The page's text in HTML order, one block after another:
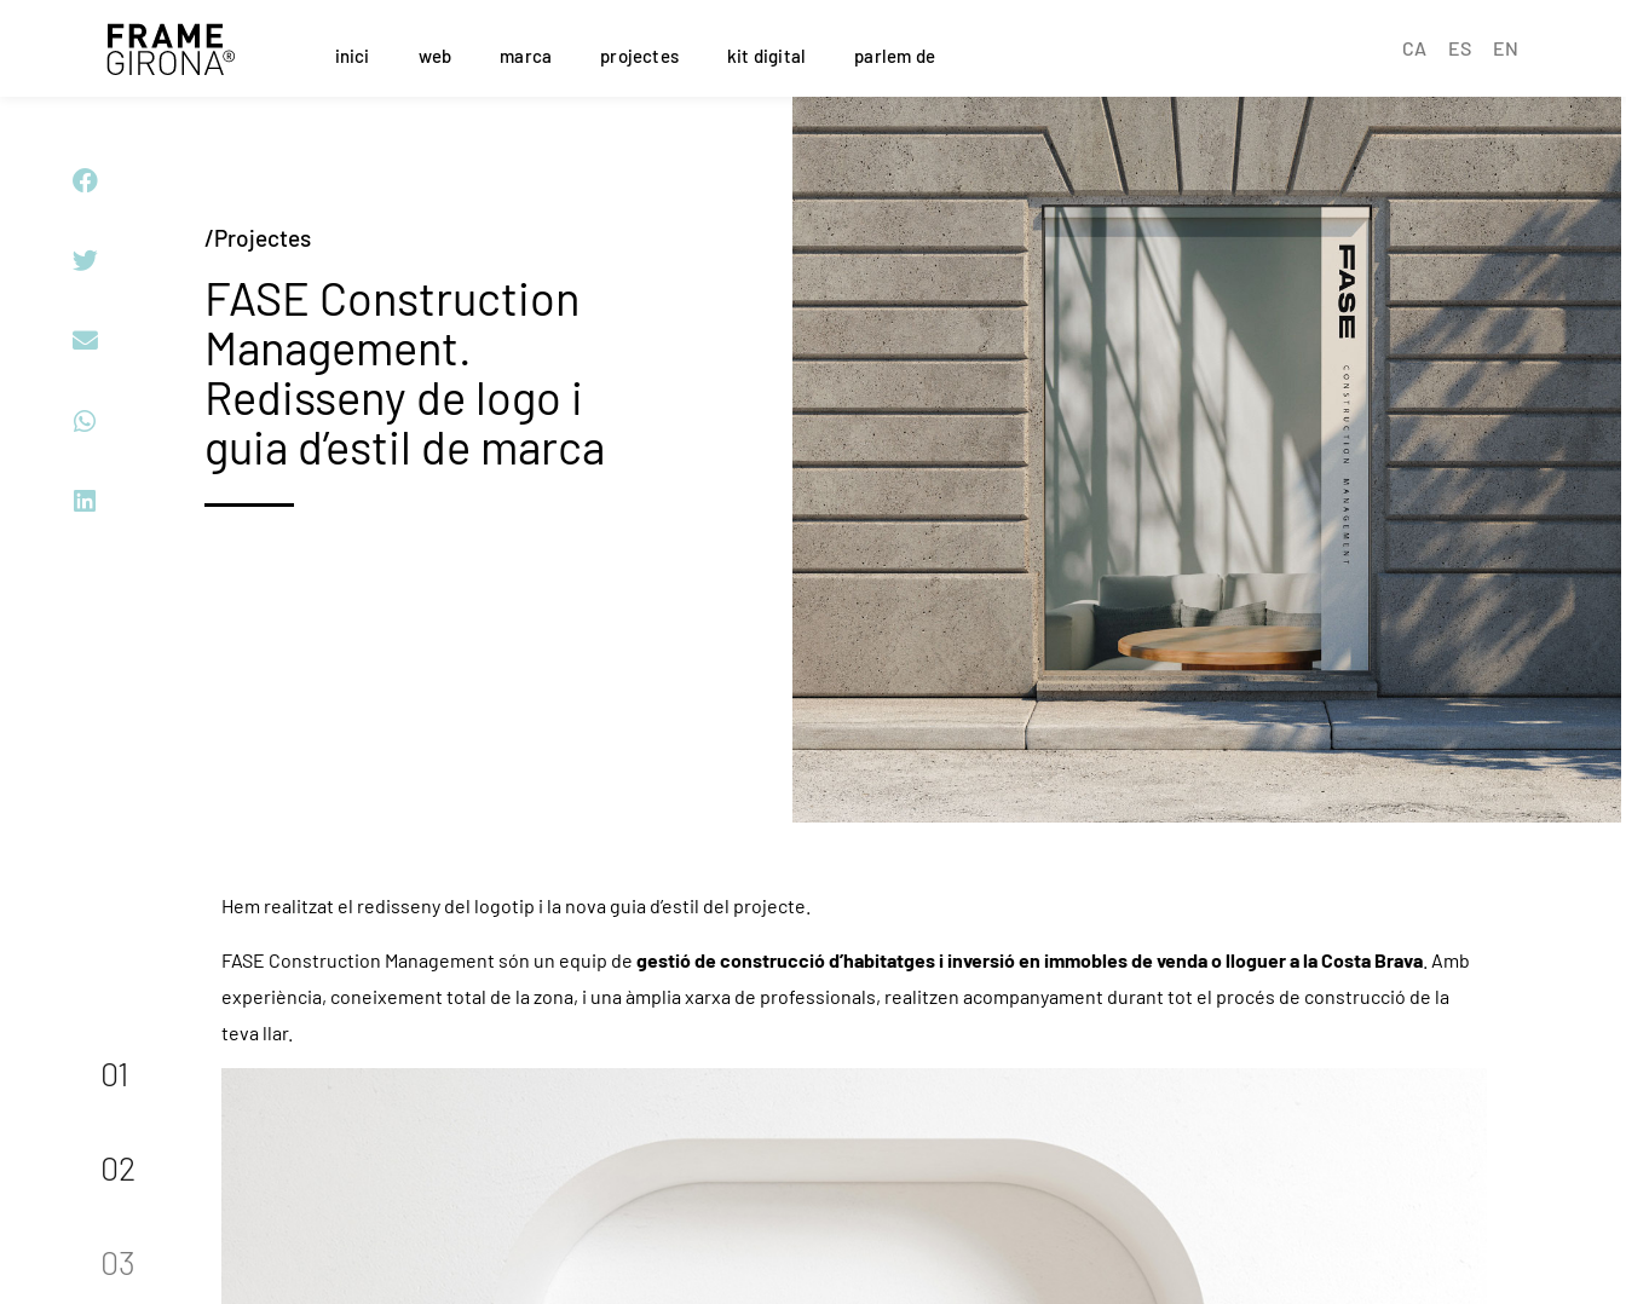
inici web marca projectes kit digital parlem de CA ES EN
/Projectes
FASE Construction
Management.
Redisseny de logo i
guia d’estil de marca
01
02
03
Hem realitzat el redisseny del logotip i la nova guia d’estil del projecte.
FASE Construction Management són un equip degestió de construcció d’habitatges i inversió en immobles de venda o lloguer a la Costa Brava . Amb
experiència, coneixement total de la zona, i una àmplia xarxa de professionals, realitzen acompanyament durant tot el procés de construcció de la
teva llar.